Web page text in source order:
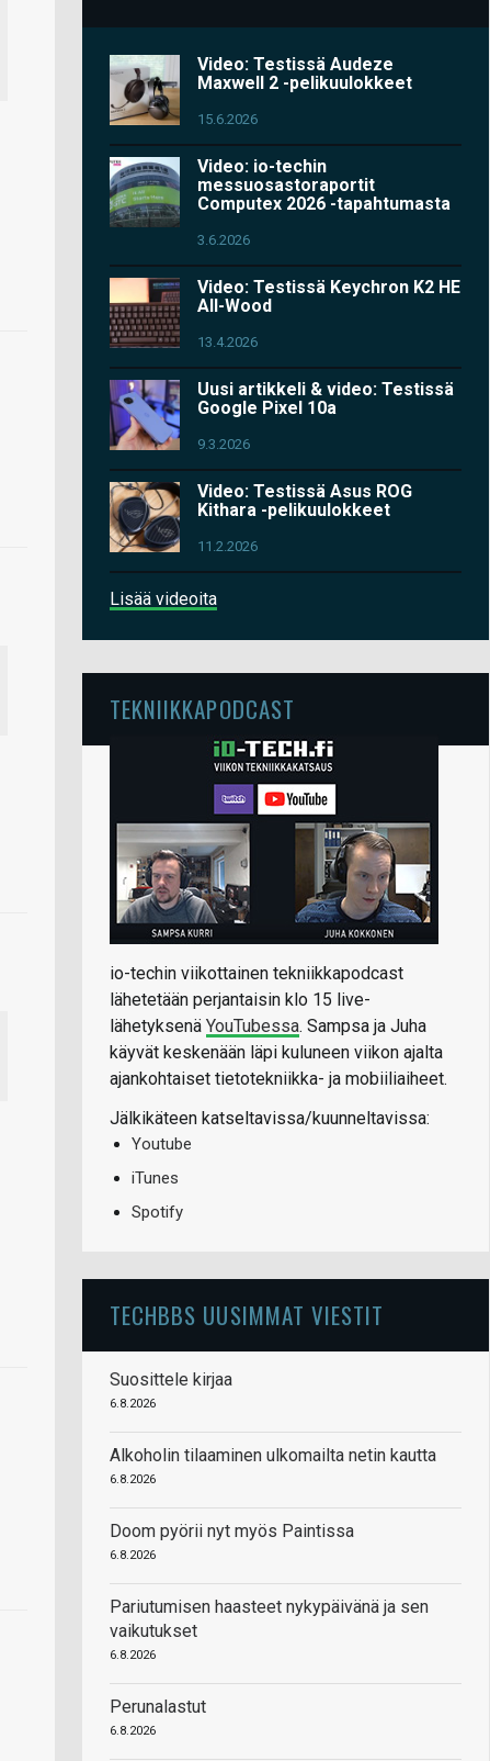
Video: Testissä Audeze
Maxwell 2 -pelikuulokkeet
15.6.2026
Video: io-techin
messuosastoraportit
Computex 2026 -tapahtumasta
3.6.2026
Video: Testissä Keychron K2 HE
All-Wood
13.4.2026
Uusi artikkeli & video: Testissä
Google Pixel 10a
9.3.2026
Video: Testissä Asus ROG
Kithara -pelikuulokkeet
11.2.2026
Lisää videoita
TEKNIIKKAPODCAST
io-techin viikottainen tekniikkapodcast
lähetetään perjantaisin klo 15 live-
lähetyksenä YouTubessa. Sampsa ja Juha
käyvät keskenään läpi kuluneen viikon ajalta
ajankohtaiset tietotekniikka- ja mobiiliaiheet.
Jälkikäteen katseltavissa/kuunneltavissa:
Youtube
iTunes
Spotify
TECHBBS UUSIMMAT VIESTIT
Suosittele kirjaa
6.8.2026
Alkoholin tilaaminen ulkomailta netin kautta
6.8.2026
Doom pyörii nyt myös Paintissa
6.8.2026
Pariutumisen haasteet nykypäivänä ja sen
vaikutukset
6.8.2026
Perunalastut
6.8.2026